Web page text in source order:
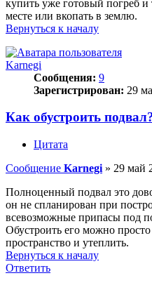
купить уже готовый погреб и
месте или вкопать в землю.
Вернуться к началу
Karnegi
Сообщения: 9
Зарегистрирован: 29
Как обустроить
Цитата
Сообщение Karnegi » 29 май
Полноценный подвал это
он не спланирован при
всевозможные припасы под
Обустроить его можно
пространство и утеплить.
Вернуться к началу
Ответить
Ответить